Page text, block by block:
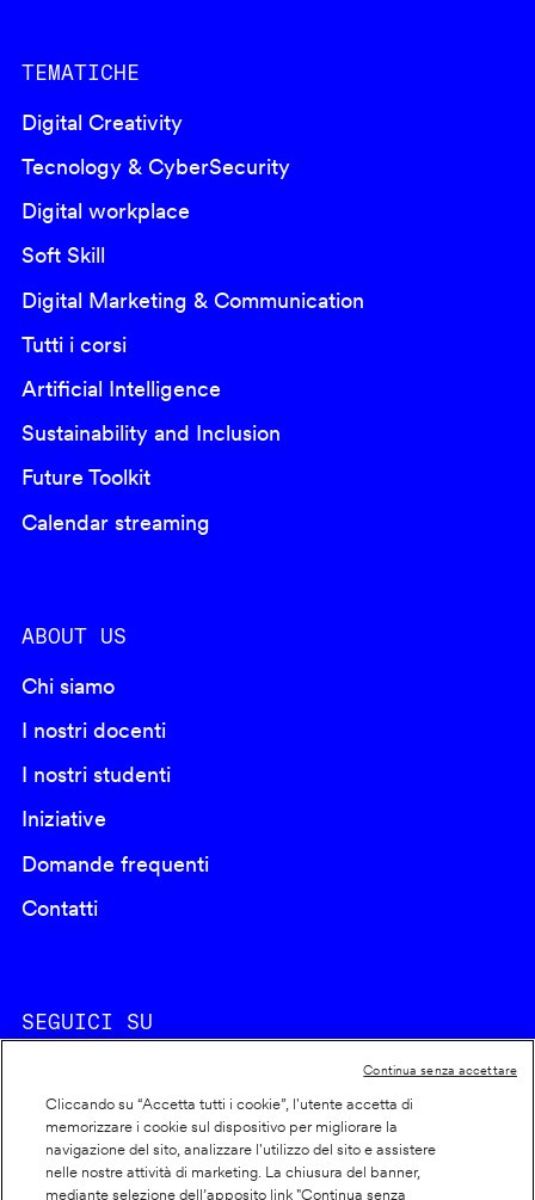
TEMATICHE
Digital Creativity
Tecnology & CyberSecurity
Digital workplace
Soft Skill
Digital Marketing & Communication
Tutti i corsi
Artificial Intelligence
Sustainability and Inclusion
Future Toolkit
Calendar streaming
ABOUT US
Chi siamo
I nostri docenti
I nostri studenti
Iniziative
Domande frequenti
Contatti
SEGUICI SU
Cookie policy
Cliccando su “Accetta tutti i cookie”, l'utente accetta di
memorizzare i cookie sul dispositivo per migliorare la
navigazione del sito, analizzare l'utilizzo del sito e assistere
nelle nostre attività di marketing. La chiusura del banner,
mediante selezione dell’apposito link "Continua senza
Continua senza accettare